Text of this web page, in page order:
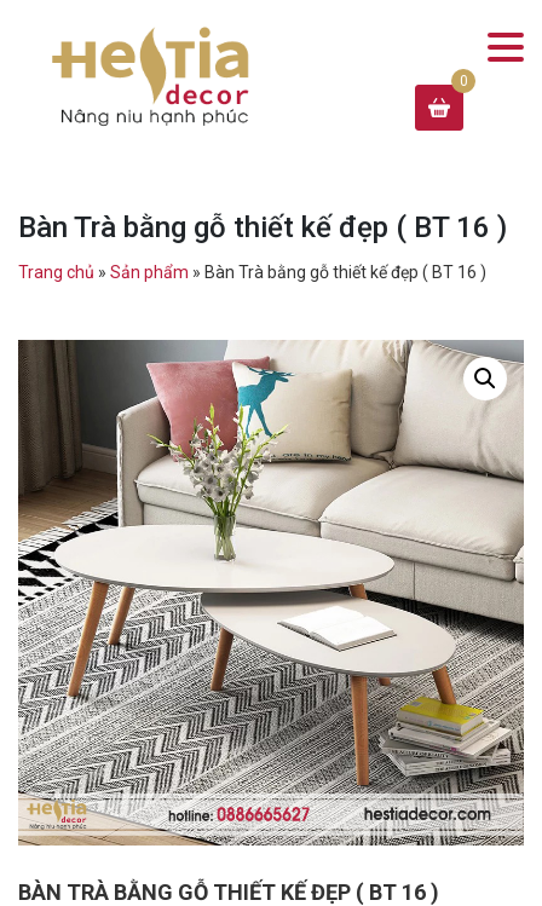
Bàn Trà bằng gỗ thiết kế đẹp ( BT 16 )
Trang chủ » Sản phẩm » Bàn Trà bằng gỗ thiết kế đẹp ( BT 16 )
BÀN TRÀ BẰNG GỖ THIẾT KẾ ĐẸP ( BT 16 )